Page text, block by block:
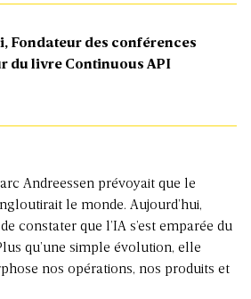
Fondateur des conférences
du livre Continuous API
Andreessen prévoyait que le
le monde. Aujourd’hui,
constater que l’IA s’est emparée du
qu’une simple évolution, elle
nos opérations, nos produits et